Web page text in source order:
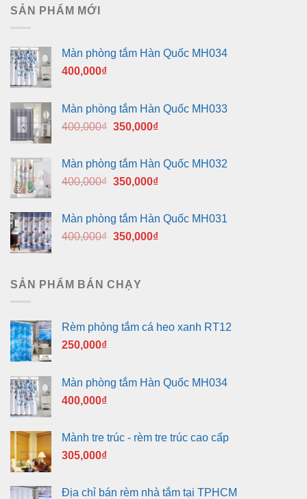
SẢN PHẨM MỚI
Màn phòng tắm Hàn Quốc MH034
400,000₫
Màn phòng tắm Hàn Quốc MH033
400,000₫ Giá
400,000₫.
350,000₫Giá
là:
350,000₫.
Màn phòng tắm Hàn Quốc MH032
400,000₫ Giá
400,000₫.
350,000₫Giá
là:
350,000₫.
Màn phòng tắm Hàn Quốc MH031
400,000₫ Giá
400,000₫.
350,000₫Giá
SẢN PHẨM BÁN CHẠY
Rèm phòng tắm cá heo xanh RT12
250,000₫
Màn phòng tắm Hàn Quốc MH034
400,000₫
Mành tre trúc - rèm tre trúc cao cấp
305,000₫
Địa chỉ bán rèm nhà tắm tại TPHCM